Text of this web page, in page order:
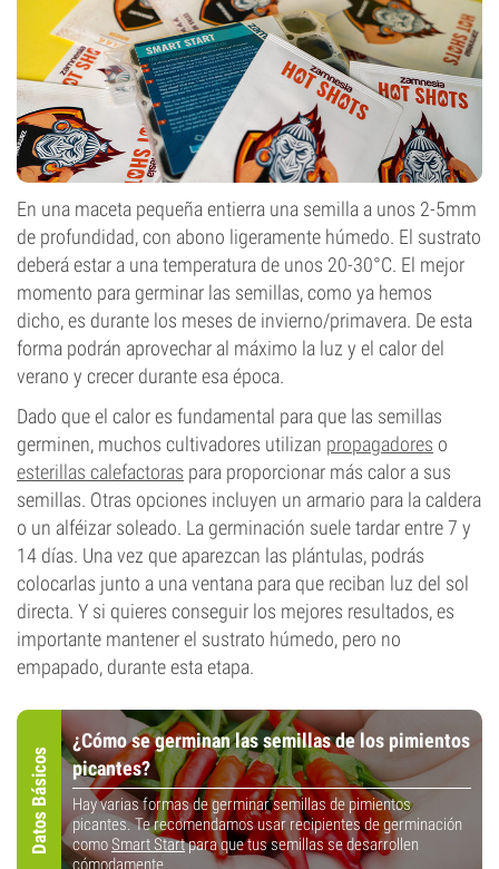
En una maceta pequeña entierra una semilla a unos 2-5mm
de profundidad, con abono ligeramente húmedo. El sustrato
deberá estar a una temperatura de unos 20-30°C. El mejor
momento para germinar las semillas, como ya hemos
dicho, es durante los meses de invierno/primavera. De esta
forma podrán aprovechar al máximo la luz y el calor del
verano y crecer durante esa época.
Dado que el calor es fundamental para que las semillas
germinen, muchos cultivadores utilizan propagadores o
esterillas calefactoras para proporcionar más calor a sus
semillas. Otras opciones incluyen un armario para la caldera
o un alféizar soleado. La germinación suele tardar entre 7 y
14 días. Una vez que aparezcan las plántulas, podrás
colocarlas junto a una ventana para que reciban luz del sol
directa. Y si quieres conseguir los mejores resultados, es
importante mantener el sustrato húmedo, pero no
empapado, durante esta etapa.
Datos Básicos
¿Cómo se germinan las semillas de los pimientos
picantes?
Hay varias formas de germinar semillas de pimientos
picantes. Te recomendamos usar recipientes de germinación
comoSmart Startpara que tus semillas se desarrollen
cómodamente.